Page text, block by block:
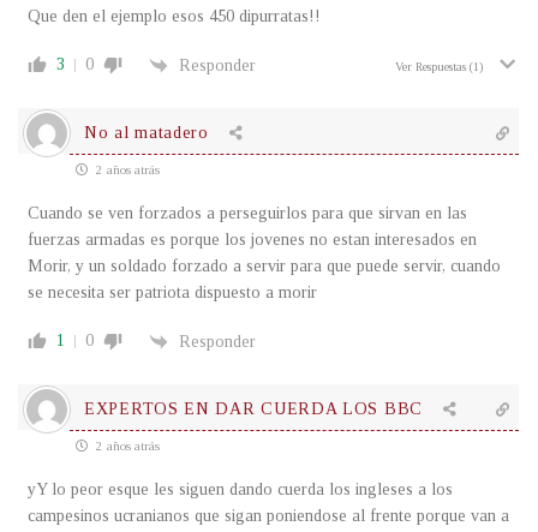
Que den el ejemplo esos 450 dipurratas!!
3 0 Responder Ver Respuestas (1)
No al matadero
2 años atrás
Cuando se ven forzados a perseguirlos para que sirvan en las
fuerzas armadas es porque los jovenes no estan interesados en
Morir, y un soldado forzado a servir para que puede servir, cuando
se necesita ser patriota dispuesto a morir
1 0 Responder
EXPERTOS EN DAR CUERDA LOS BBC
2 años atrás
yY lo peor esque les siguen dando cuerda los ingleses a los
campesinos ucranianos que sigan poniendose al frente porque van a